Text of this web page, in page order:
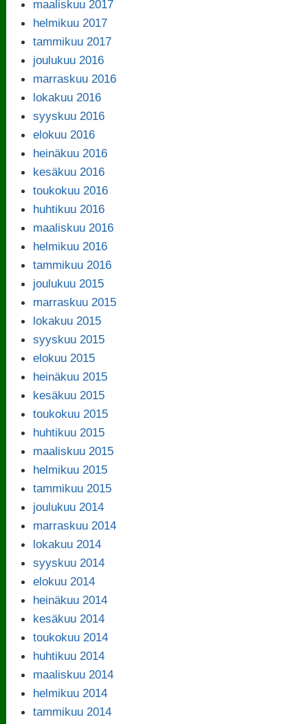
maaliskuu 2017
helmikuu 2017
tammikuu 2017
joulukuu 2016
marraskuu 2016
lokakuu 2016
syyskuu 2016
elokuu 2016
heinäkuu 2016
kesäkuu 2016
toukokuu 2016
huhtikuu 2016
maaliskuu 2016
helmikuu 2016
tammikuu 2016
joulukuu 2015
marraskuu 2015
lokakuu 2015
syyskuu 2015
elokuu 2015
heinäkuu 2015
kesäkuu 2015
toukokuu 2015
huhtikuu 2015
maaliskuu 2015
helmikuu 2015
tammikuu 2015
joulukuu 2014
marraskuu 2014
lokakuu 2014
syyskuu 2014
elokuu 2014
heinäkuu 2014
kesäkuu 2014
toukokuu 2014
huhtikuu 2014
maaliskuu 2014
helmikuu 2014
tammikuu 2014